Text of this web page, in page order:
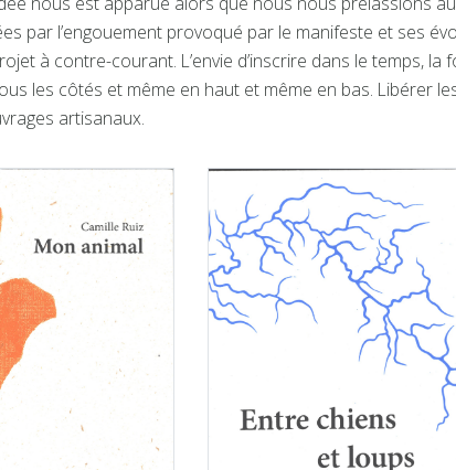
par l’engouement provoqué par le manifeste et ses
à contre-courant. L’envie d’inscrire dans le temps, la
les côtés et même en haut et même en bas. Libérer
artisanaux.